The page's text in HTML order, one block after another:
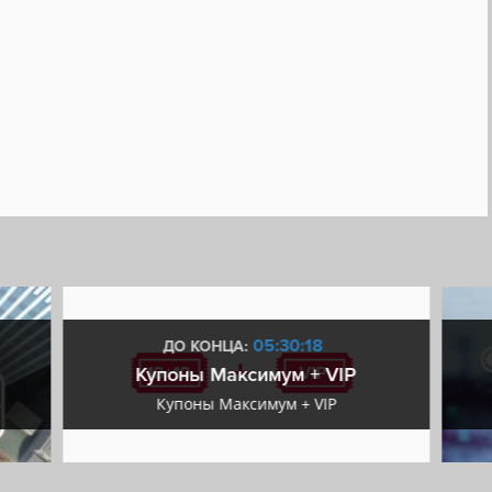
ДО КОНЦА:05:30:17
Купоны Максимум + VIP
Купоны Максимум + VIP